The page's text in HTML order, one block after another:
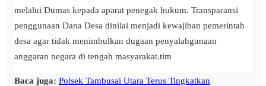
melalui Dumas kepada aparat penegak hukum. Transparansi
penggunaan Dana Desa dinilai menjadi kewajiban pemerintah
desa agar tidak menimbulkan dugaan penyalahgunaan
anggaran negara di tengah masyarakat.tim
Baca juga: Polsek Tambusai Utara Terus Tingkatkan